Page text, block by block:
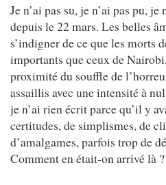
Je n’ai pas su, je n’ai pas pu,
depuis le 22 mars. Les belles
s’indigner de ce que les morts
importants que ceux de
proximité du souffle de
assaillis avec une intensité à
je n’ai rien écrit parce qu’il y
certitudes, de simplismes, de
d’amalgames, parfois trop de
Comment en était-on arrivé là ?